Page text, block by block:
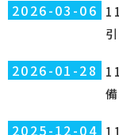
2026-03-06
2026-01-28
2025-12-04